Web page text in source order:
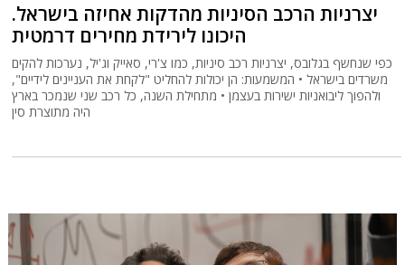
יצרניות הרכב הסיניות מהדקות אחיזה בישראל.
היכונו לירידת מחירים דרמטית
כפי שנחשף בגלובס, יצרניות רכב סיניות, כמו צ'רי, סאייק וג'יל, נערכות להקים
משרדים בישראל • המשמעות: הן יכולות להחליט "לקחת את העניינים לידיים",
ולהפוך ליבואניות ישירות בעצמן • מתחילת השנה, כל רכב שני שנמכר בארץ
היה מתוצרת סין